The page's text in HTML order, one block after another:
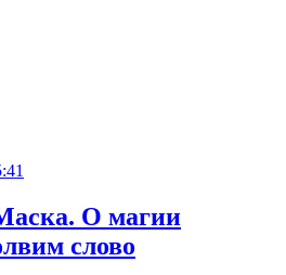
О магии
слово